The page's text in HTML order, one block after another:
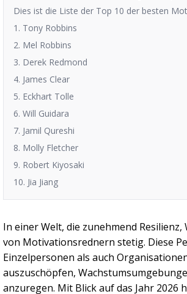
Dies ist die Liste der Top 10 der besten
1. Tony Robbins
2. Mel Robbins
3. Derek Redmond
4. James Clear
5. Eckhart Tolle
6. Will Guidara
7. Jamil Qureshi
8. Molly Fletcher
9. Robert Kiyosaki
10. Jia Jiang
In einer Welt, die zunehmend
von Motivationsrednern stetig. Diese
Einzelpersonen als auch
auszuschöpfen,
anzuregen. Mit Blick auf das Jahr 2026